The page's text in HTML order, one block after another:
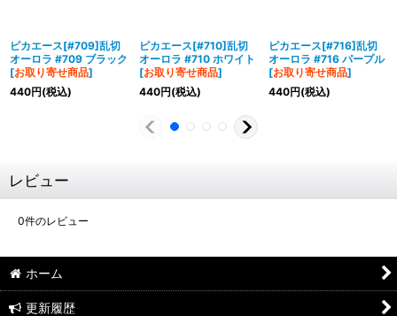
ピカエース[#709]乱切
オーロラ #709 ブラック
[お取り寄せ商品]
440円(税込)
ピカエース[#710]乱切
オーロラ #710 ホワイト
[お取り寄せ商品]
440円(税込)
ピカエース[#716]乱切
オーロラ #716 パープル
[お取り寄せ商品]
440円(税込)
レビュー
0件のレビュー
ホーム
更新履歴